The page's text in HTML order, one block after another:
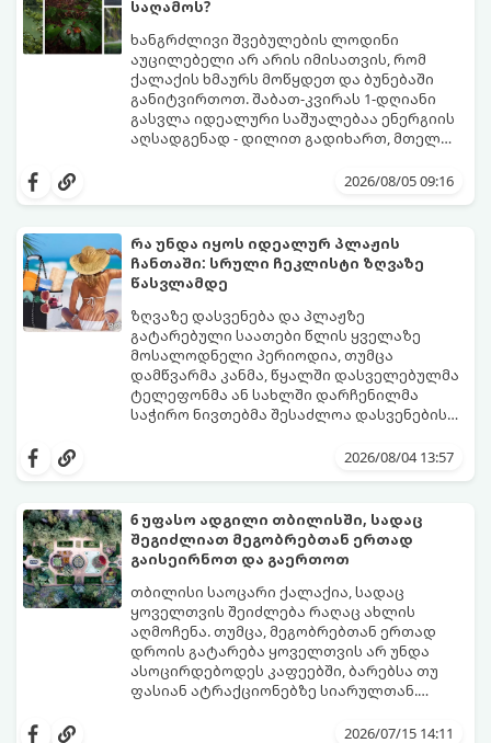
საღამოს?
ხანგრძლივი შვებულების ლოდინი
აუცილებელი არ არის იმისათვის, რომ
ქალაქის ხმაურს მოწყდეთ და ბუნებაში
განიტვირთოთ. შაბათ-კვირას 1-დღიანი
გასვლა იდეალური საშუალებაა ენერგიის
აღსადგენად - დილით გადიხართ, მთელ
უკვე საკუთარ საწოლში გძინავთ.
მარტივ მარშრუტს თბილისიდან,2026/08/05 09:16
რა უნდა იყოს იდეალურ პლაჟის
ჩანთაში: სრული ჩეკლისტი ზღვაზე
წასვლამდე
ზღვაზე დასვენება და პლაჟზე
გატარებული საათები წლის ყველაზე
მოსალოდნელი პერიოდია, თუმცა
დამწვარმა კანმა, წყალში დასველებულმა
ტელეფონმა ან სახლში დარჩენილმა
საჭირო ნივთებმა შესაძლოა დასვენების
კომფორტულად იგრძნოთ და არაფერი
2026/08/04 13:57
6 უფასო ადგილი თბილისში, სადაც
შეგიძლიათ მეგობრებთან ერთად
გაისეირნოთ და გაერთოთ
თბილისი საოცარი ქალაქია, სადაც
ყოველთვის შეიძლება რაღაც ახლის
აღმოჩენა. თუმცა, მეგობრებთან ერთად
დროის გატარება ყოველთვის არ უნდა
ასოცირდებოდეს კაფეებში, ბარებსა თუ
ფასიან ატრაქციონებზე სიარულთან.
სრულიად უფასო, ღია და ესთეტიკურ
ჰაერზე გასეირნება, საინტერესო2026/07/15 14:11